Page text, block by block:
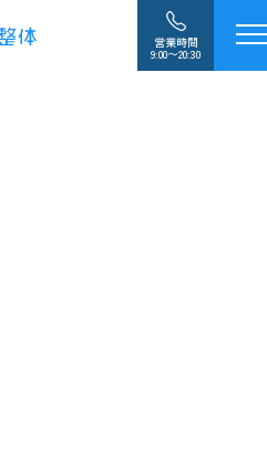
営業時間
9:00〜20:30